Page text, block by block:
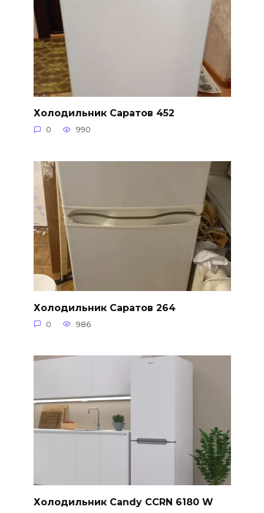
Холодильник Саратов 452
0 990
Холодильник Саратов 264
0 986
Холодильник Candy CCRN 6180 W